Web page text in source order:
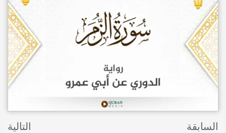
السابقة التالية